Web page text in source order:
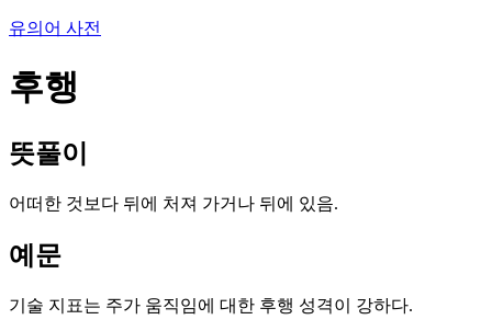
유의어 사전
후행
뜻풀이
어떠한 것보다 뒤에 처져 가거나 뒤에 있음.
예문
기술 지표는 주가 움직임에 대한 후행 성격이 강하다.